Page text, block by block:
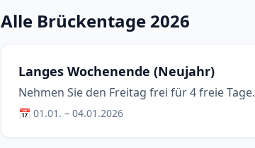
Alle Brückentage 2026
Langes Wochenende (Neujahr)
Nehmen Sie den Freitag frei für 4 freie Tage.
📅 01.01. – 04.01.2026